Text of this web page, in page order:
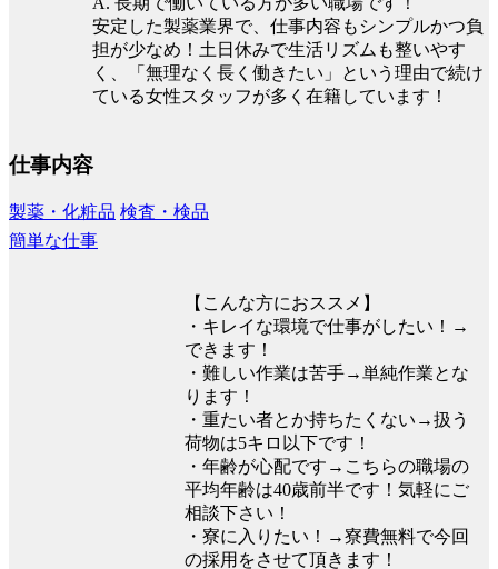
安定した製薬業界で、仕事内容もシンプルかつ負
担が少なめ！土日休みで生活リズムも整いやす
く、「無理なく長く働きたい」という理由で続け
ている女性スタッフが多く在籍しています！
仕事内容
製薬・化粧品 検査・検品
簡単な仕事
【こんな方におススメ】
・キレイな環境で仕事がしたい！→
できます！
・難しい作業は苦手→単純作業とな
ります！
・重たい者とか持ちたくない→扱う
荷物は5キロ以下です！
・年齢が心配です→こちらの職場の
平均年齢は40歳前半です！気軽にご
相談下さい！
・寮に入りたい！→寮費無料で今回
の採用をさせて頂きます！